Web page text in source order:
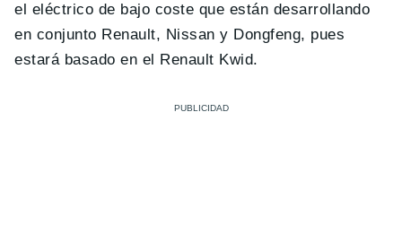
el eléctrico de bajo coste que están desarrollando
en conjunto Renault, Nissan y Dongfeng, pues
estará basado en el Renault Kwid.